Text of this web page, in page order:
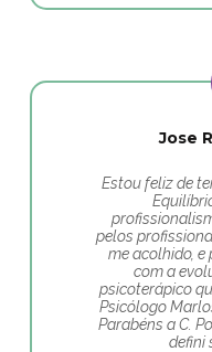
Jose
Estou feliz de
pelos
me acolhido, e
com a
psicoterápico
Psicólogo
Parabéns a C.
defini